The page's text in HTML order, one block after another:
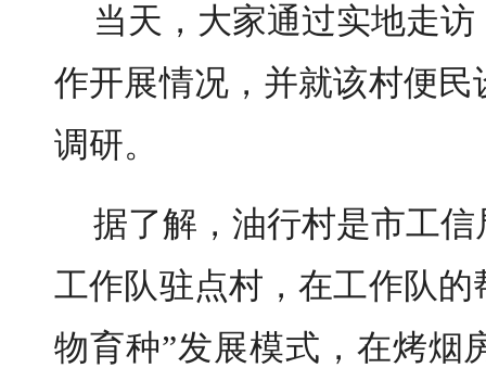
当天，大家通过实地走
作开展情况，并就该村便
调研。
据了解，油行村是市工
工作队驻点村，在工作队
物育种”发展模式，在烤烟